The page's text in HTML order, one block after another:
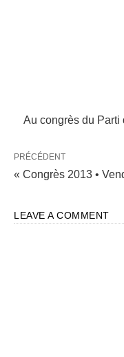
Au congrès du Parti
PRÉCÉDENT
« Congrès 2013 •
LEAVE A COMMENT